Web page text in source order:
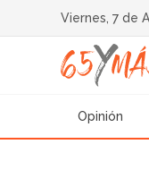
Viernes, 7 de
Opinión